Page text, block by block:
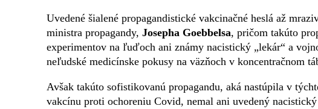
Uvedené šialené propagandistické vakcinačné heslá až
ministra propagandy, Josepha Goebbelsa, pričom takúto
experimentov na ľuďoch ani známy nacistický „lekár“ a
neľudské medicínske pokusy na väzňoch v koncentračnom
Avšak takúto sofistikovanú propagandu, aká nastúpila v
vakcínu proti ochoreniu Covid, nemal ani uvedený